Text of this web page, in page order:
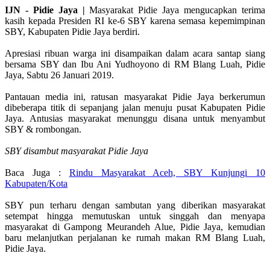
IJN - Pidie Jaya |Masyarakat Pidie Jaya mengucapkan terima
kasih kepada Presiden RI ke-6 SBY karena semasa kepemimpinan
SBY, Kabupaten Pidie Jaya berdiri.
Apresiasi ribuan warga ini disampaikan dalam acara santap siang
bersama SBY dan Ibu Ani Yudhoyono di RM Blang Luah, Pidie
Jaya, Sabtu 26 Januari 2019.
Pantauan media ini, ratusan masyarakat Pidie Jaya berkerumun
dibeberapa titik di sepanjang jalan menuju pusat Kabupaten Pidie
Jaya. Antusias masyarakat menunggu disana untuk menyambut
SBY & rombongan.
SBY disambut masyarakat Pidie Jaya
Baca Juga : Rindu Masyarakat Aceh, SBY Kunjungi 10
Kabupaten/Kota
SBY pun terharu dengan sambutan yang diberikan masyarakat
setempat hingga memutuskan untuk singgah dan menyapa
masyarakat di Gampong Meurandeh Alue, Pidie Jaya, kemudian
baru melanjutkan perjalanan ke rumah makan RM Blang Luah,
Pidie Jaya.